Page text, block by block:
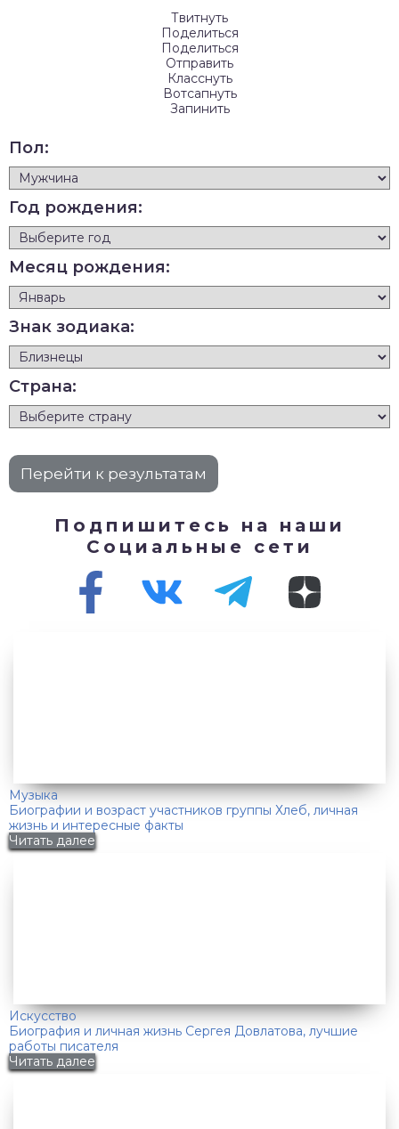
Твитнуть
Поделиться
Поделиться
Отправить
Класснуть
Вотсапнуть
Запинить
Пол:
Год рождения:
Месяц рождения:
Знак зодиака:
Страна:
Подпишитесь на наши
Социальные сети
Музыка
Биографии и возраст участников группы Хлеб, личная
жизнь и интересные факты
Читать далее
Искусство
Биография и личная жизнь Сергея Довлатова, лучшие
работы писателя
Читать далее